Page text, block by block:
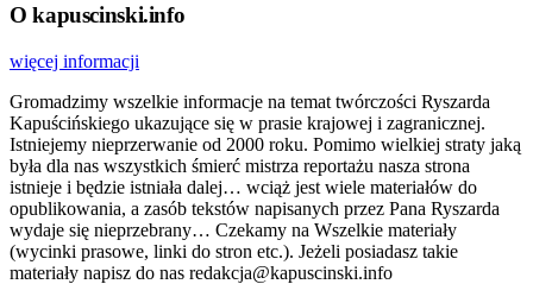
O kapuscinski.info
więcej informacji
Gromadzimy wszelkie informacje na temat twórczości Ryszarda
Kapuścińskiego ukazujące się w prasie krajowej i zagranicznej.
Istniejemy nieprzerwanie od 2000 roku. Pomimo wielkiej straty jaką
była dla nas wszystkich śmierć mistrza reportażu nasza strona
istnieje i będzie istniała dalej… wciąż jest wiele materiałów do
opublikowania, a zasób tekstów napisanych przez Pana Ryszarda
wydaje się nieprzebrany… Czekamy na Wszelkie materiały
(wycinki prasowe, linki do stron etc.). Jeżeli posiadasz takie
materiały napisz do nas redakcja@kapuscinski.info